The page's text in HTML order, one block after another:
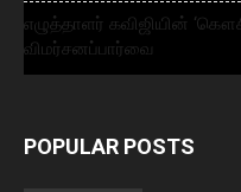
எழுத்தாளர் கவிஜியின்
விமர்சனப்பார்வை
POPULAR POSTS